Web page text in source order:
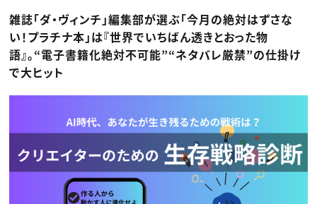
編集・ライティング
マーケティング
ディレクション
業界解説・キャリア事情
お役立ち基礎知識
Webクリエイター
アプリクリエイター
ゲームクリエイター
映像クリエイター
マーケッター
クリエイターインタビュー
C＆R Magazine
セミナー
ニュース・トレンド
ニュース・トレンド トップ
映像
出版
CREATIVE VILLAGEからのお知らせ
プロフェッショナル×つながる×メディア
雑誌「ダ・ヴィンチ」編集部が選ぶ「今月の絶対はずさな
い！プラチナ本」は『世界でいちばん透きとおった物
語』。“電子書籍化絶対不可能”“ネタバレ厳禁”の仕掛け
で大ヒット